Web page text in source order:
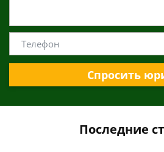
Спросить
Последние